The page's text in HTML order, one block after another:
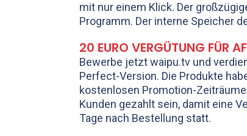
mit nur einem Klick. Der
Programm. Der interne Speicher
20 EURO VERGÜTUNG FÜR
Bewerbe jetzt waipu.tv und
Perfect-Version. Die Produkte
kostenlosen Promotion-
Kunden gezahlt sein, damit eine
Tage nach Bestellung statt.